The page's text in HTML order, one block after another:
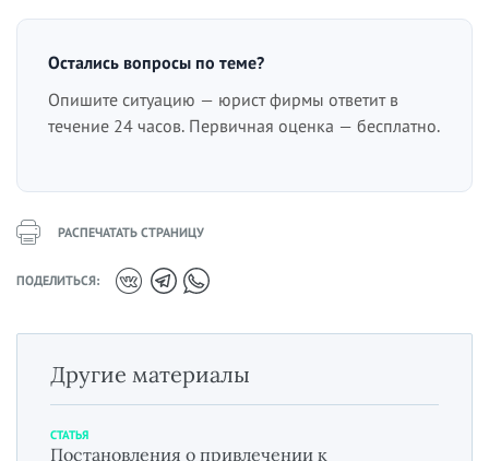
Остались вопросы по теме?
Опишите ситуацию — юрист фирмы ответит в
течение 24 часов. Первичная оценка — бесплатно.
РАСПЕЧАТАТЬ СТРАНИЦУ
ПОДЕЛИТЬСЯ:
Другие материалы
СТАТЬЯ
Постановления о привлечении к